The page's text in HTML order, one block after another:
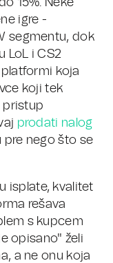
15%. Neke
igre -
segmentu, dok
LoL i CS2
koja
koji tek
pristup
prodati nalog
nego što se
isplate, kvalitet
rešava
s kupcem
opisano" želi
a ne onu koja